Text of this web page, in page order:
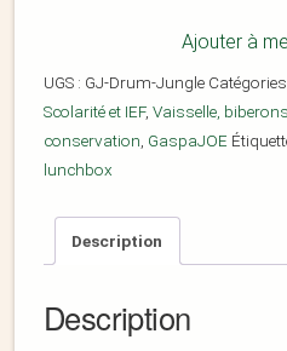
Ajouter à
UGS : GJ-Drum-Jungle
Scolarité et IEF, Vaisselle,
conservation, GaspaJOE
lunchbox
Description
Description